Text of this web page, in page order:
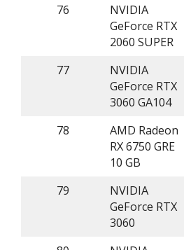
76
NVIDIA
GeForce RTX
2060 SUPER
77
NVIDIA
GeForce RTX
3060 GA104
78
AMD Radeon
RX 6750 GRE
10 GB
79
NVIDIA
GeForce RTX
3060